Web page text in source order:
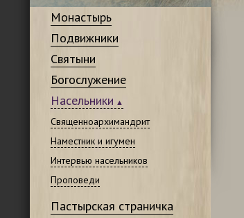
Монастырь
Подвижники
Святыни
Богослужение
Насельники
Священноархимандрит
Наместник и игумен
Интервью насельников
Проповеди
Пастырская страничка